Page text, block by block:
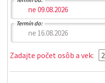
Termín do:
Zadajte počet osôb a vek: